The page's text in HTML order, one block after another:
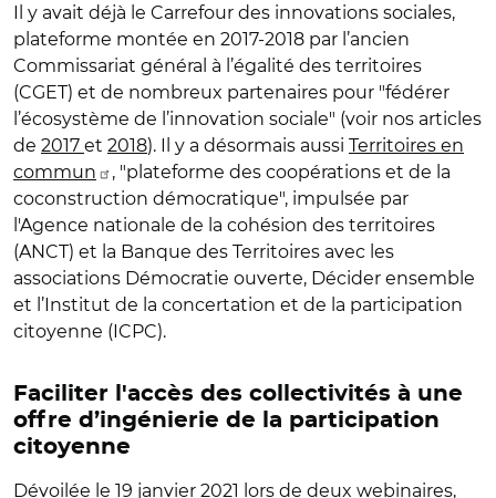
Il y avait déjà le Carrefour des innovations sociales,
plateforme montée en 2017-2018 par l’ancien
Commissariat général à l’égalité des territoires
(CGET) et de nombreux partenaires pour "fédérer
l’écosystème de l’innovation sociale" (voir nos articles
de 2017 et 2018). Il y a désormais aussi Territoires en
commun
, "plateforme des coopérations et de la
coconstruction démocratique", impulsée par
l'Agence nationale de la cohésion des territoires
(ANCT) et la Banque des Territoires avec les
associations Démocratie ouverte, Décider ensemble
et l’Institut de la concertation et de la participation
citoyenne (ICPC).
Faciliter l'accès des collectivités à une
offre d’ingénierie de la participation
citoyenne
Dévoilée le 19 janvier 2021 lors de deux webinaires,